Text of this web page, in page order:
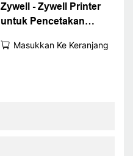
Zywell - Zywell Printer
untuk Pencetakan
Termal Printer Roll
Masukkan Ke Keranjang